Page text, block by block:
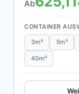
Ab
CONTAINER
3m³ 5m³
40m³